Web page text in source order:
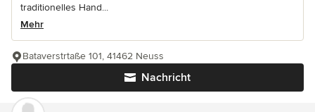
traditionelles Hand...
Mehr
Nachricht
Bataverstrtaße 101, 41462 Neuss